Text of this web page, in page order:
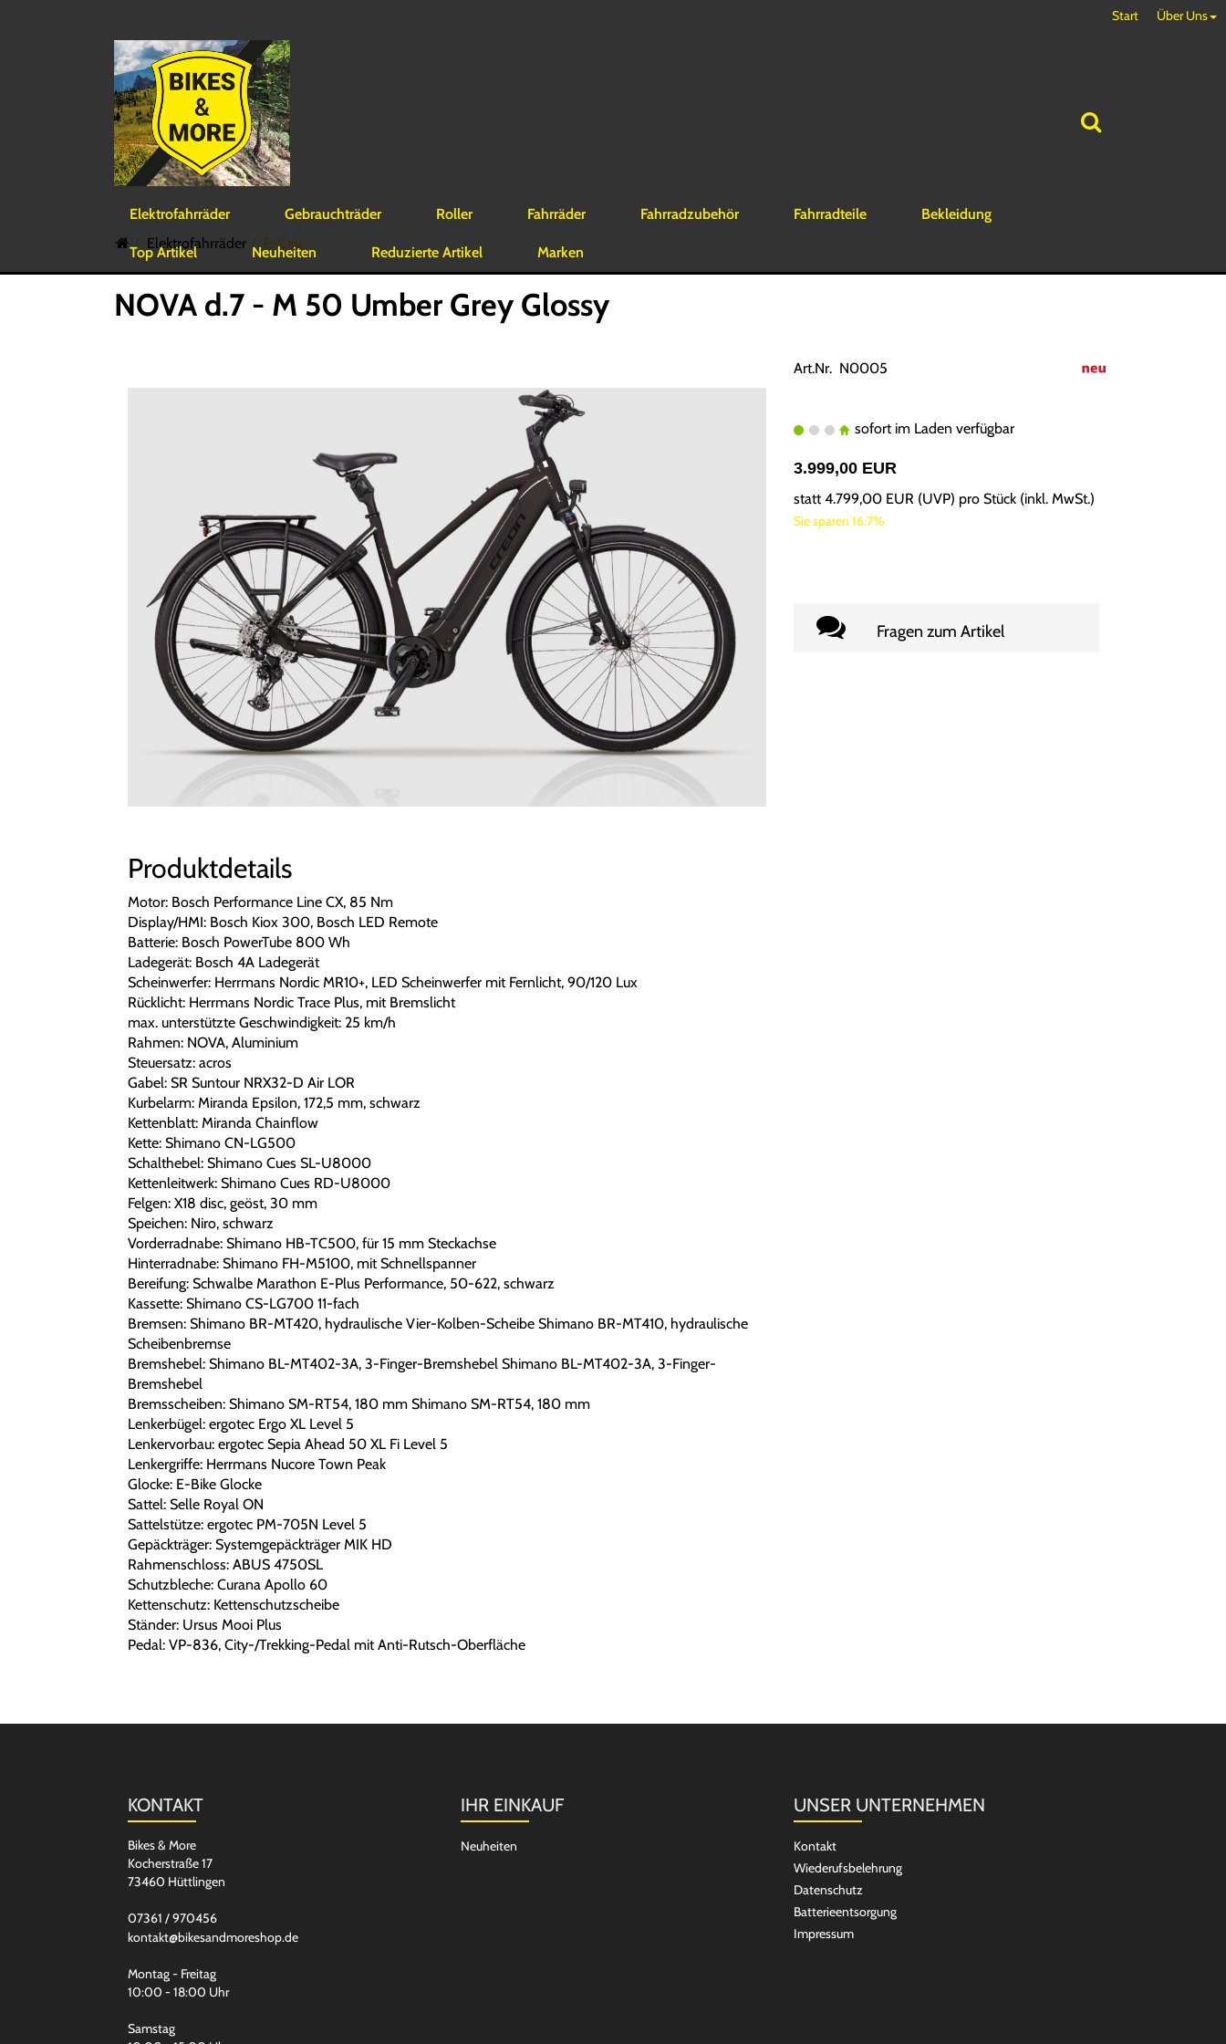
Start Über Uns
Elektrofahrräder Gebrauchträder Roller Fahrräder Fahrradzubehör Fahrradteile Bekleidung
Top Artikel Neuheiten Reduzierte Artikel Marken
Elektrofahrräder E-City
NOVA d.7 - M 50 Umber Grey Glossy
Produktdetails
Motor: Bosch Performance Line CX, 85 Nm
Display/HMI: Bosch Kiox 300, Bosch LED Remote
Batterie: Bosch PowerTube 800 Wh
Ladegerät: Bosch 4A Ladegerät
Scheinwerfer: Herrmans Nordic MR10+, LED Scheinwerfer mit Fernlicht, 90/120 Lux
Rücklicht: Herrmans Nordic Trace Plus, mit Bremslicht
max. unterstützte Geschwindigkeit: 25 km/h
Rahmen: NOVA, Aluminium
Steuersatz: acros
Gabel: SR Suntour NRX32-D Air LOR
Kurbelarm: Miranda Epsilon, 172,5 mm, schwarz
Kettenblatt: Miranda Chainflow
Kette: Shimano CN-LG500
Schalthebel: Shimano Cues SL-U8000
Kettenleitwerk: Shimano Cues RD-U8000
Felgen: X18 disc, geöst, 30 mm
Speichen: Niro, schwarz
Vorderradnabe: Shimano HB-TC500, für 15 mm Steckachse
Hinterradnabe: Shimano FH-M5100, mit Schnellspanner
Bereifung: Schwalbe Marathon E-Plus Performance, 50-622, schwarz
Kassette: Shimano CS-LG700 11-fach
Bremsen: Shimano BR-MT420, hydraulische Vier-Kolben-Scheibe Shimano BR-MT410, hydraulische
Scheibenbremse
Bremshebel: Shimano BL-MT402-3A, 3-Finger-Bremshebel Shimano BL-MT402-3A, 3-Finger-
Bremshebel
Bremsscheiben: Shimano SM-RT54, 180 mm Shimano SM-RT54, 180 mm
Lenkerbügel: ergotec Ergo XL Level 5
Lenkervorbau: ergotec Sepia Ahead 50 XL Fi Level 5
Lenkergriffe: Herrmans Nucore Town Peak
Glocke: E-Bike Glocke
Sattel: Selle Royal ON
Sattelstütze: ergotec PM-705N Level 5
Gepäckträger: Systemgepäckträger MIK HD
Rahmenschloss: ABUS 4750SL
Schutzbleche: Curana Apollo 60
Kettenschutz: Kettenschutzscheibe
Ständer: Ursus Mooi Plus
Pedal: VP-836, City-/Trekking-Pedal mit Anti-Rutsch-Oberfläche
Art.Nr. N0005
sofort im Laden verfügbar
3.999,00 EUR
statt4.799,00 EUR(UVP) pro Stück (inkl. MwSt.)
Sie sparen 16.7%
Fragen zum Artikel
KONTAKT
Bikes & More
Kocherstraße 17
73460 Hüttlingen
07361 / 970456
kontakt@bikesandmoreshop.de
Montag - Freitag
10:00 - 18:00 Uhr
Samstag
IHR EINKAUF
Neuheiten
UNSER UNTERNEHMEN
Kontakt
Wiederufsbelehrung
Datenschutz
Batterieentsorgung
Impressum